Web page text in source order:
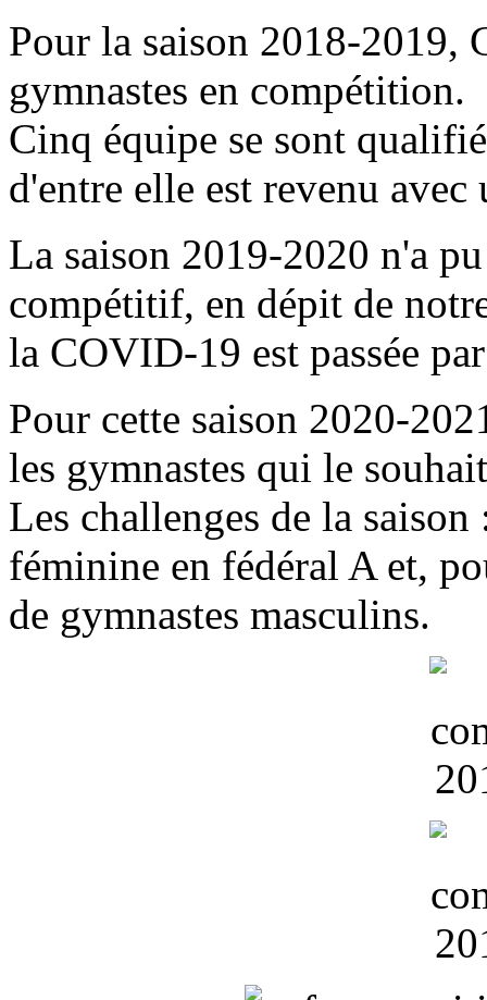
Pour la saison 2018-2019,
gymnastes en compétition.
Cinq équipe se sont
d'entre elle est revenu
La saison 2019-2020 n'a
compétitif, en dépit de
la COVID-19 est passée
Pour cette saison 2020-
les gymnastes qui le
Les challenges de la
féminine en fédéral A et,
de gymnastes masculins.